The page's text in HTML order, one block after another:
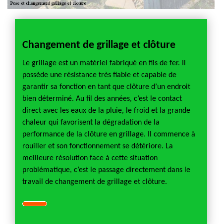
Changement de grillage et clôture
Le grillage est un matériel fabriqué en fils de fer. Il
possède une résistance très fiable et capable de
garantir sa fonction en tant que clôture d’un endroit
bien déterminé. Au fil des années, c’est le contact
direct avec les eaux de la pluie, le froid et la grande
chaleur qui favorisent la dégradation de la
performance de la clôture en grillage. Il commence à
rouiller et son fonctionnement se détériore. La
meilleure résolution face à cette situation
problématique, c’est le passage directement dans le
travail de changement de grillage et clôture.